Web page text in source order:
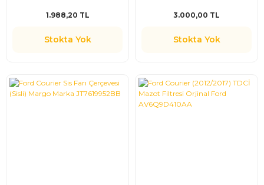
1.988,20 TL
Stokta Yok
3.000,00 TL
Stokta Yok